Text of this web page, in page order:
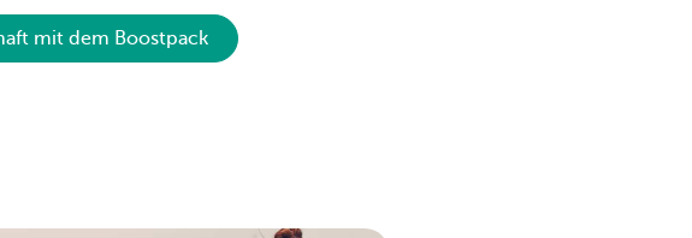
mit dem Boostpack